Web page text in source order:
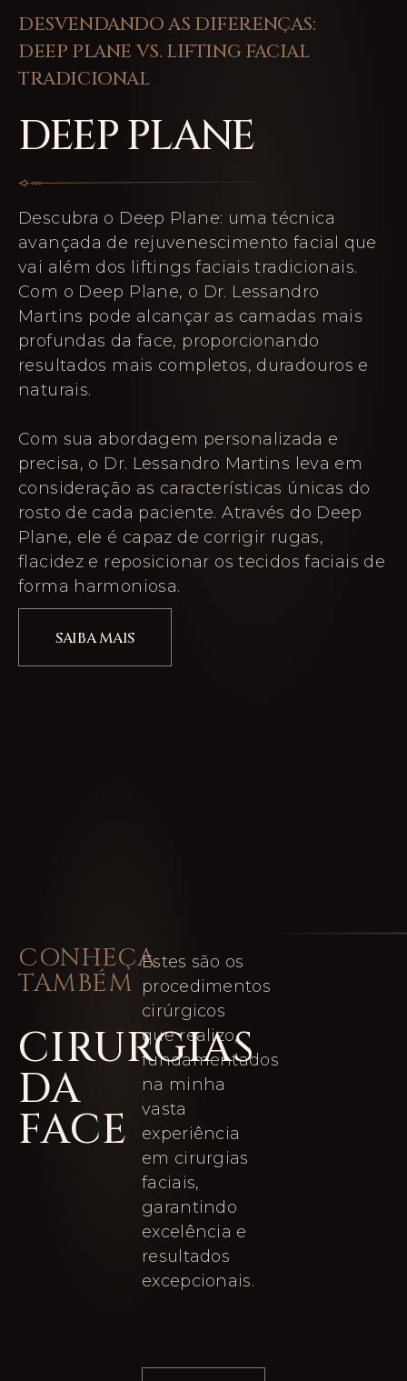
DESVENDANDO AS DIFERENÇAS:
DEEP PLANE VS. LIFTING FACIAL
TRADICIONAL
DEEP PLANE
Descubra o Deep Plane: uma técnica
avançada de rejuvenescimento facial que
vai além dos liftings faciais tradicionais.
Com o Deep Plane, o Dr. Lessandro
Martins pode alcançar as camadas mais
profundas da face, proporcionando
resultados mais completos, duradouros e
naturais.
Com sua abordagem personalizada e
precisa, o Dr. Lessandro Martins leva em
consideração as características únicas do
rosto de cada paciente. Através do Deep
Plane, ele é capaz de corrigir rugas,
flacidez e reposicionar os tecidos faciais de
forma harmoniosa.
SAIBA MAIS
CONHEÇA
TAMBÉM
CIRURGIAS
DA
FACE
Estes são os
procedimentos
cirúrgicos
que realizo,
fundamentados
na minha
vasta
experiência
em cirurgias
faciais,
garantindo
excelência e
resultados
excepcionais.